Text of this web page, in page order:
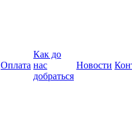
Оплата
Как до
нас
добраться
Новости